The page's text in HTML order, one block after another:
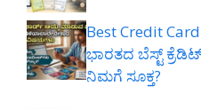
Best Credit
ಭಾರತದ ಬೆಸ್ಟ್
ನಿಮಗೆ ಸೂಕ್ತ?